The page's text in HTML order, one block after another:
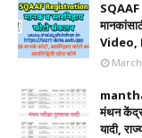
Video,
मंथन
यादी,